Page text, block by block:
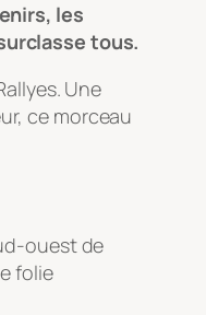
les
tous.
Une
ce morceau
ouest de
folie